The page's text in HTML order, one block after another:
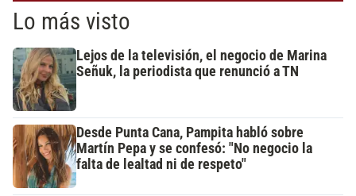
Lo más visto
Lejos de la televisión, el negocio de Marina
Señuk, la periodista que renunció a TN
Desde Punta Cana, Pampita habló sobre
Martín Pepa y se confesó: "No negocio la
falta de lealtad ni de respeto"